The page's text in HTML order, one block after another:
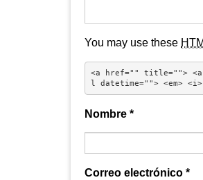
You may use these
<a href="" title="">
l datetime=""> <em>
Nombre *
Correo electrónico *